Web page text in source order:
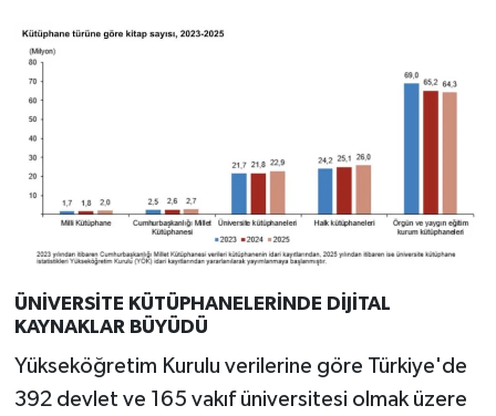
ÜNİVERSİTE KÜTÜPHANELERİNDE DİJİTAL
KAYNAKLAR BÜYÜDÜ
Yükseköğretim Kurulu verilerine göre Türkiye'de
392 devlet ve 165 vakıf üniversitesi olmak üzere